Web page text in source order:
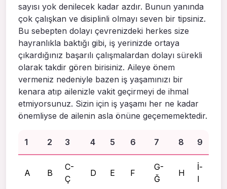
sayısı yok denilecek kadar azdır. Bunun yanında
çok çalışkan ve disiplinli olmayı seven bir tipsiniz.
Bu sebepten dolayı çevrenizdeki herkes size
hayranlıkla baktığı gibi, iş yerinizde ortaya
çıkardığınız başarılı çalışmalardan dolayı sürekli
olarak takdir gören birisiniz. Aileye önem
vermeniz nedeniyle bazen iş yaşamınızı bir
kenara atıp ailenizle vakit geçirmeyi de ihmal
etmiyorsunuz. Sizin için iş yaşamı her ne kadar
önemliyse de ailenin asla önüne geçememektedir.
1 2 3 4 5 6 7 8 9
A B
C-
Ç
D E F
G-
Ğ
H
İ-
I